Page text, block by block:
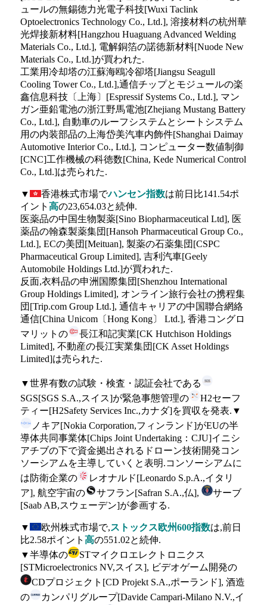
ュールの無錫徳力光電子科技[Wuxi Taclink
Optoelectronics Technology Co., Ltd.], 溶接材料の杭州華
光焊接新材料[Hangzhou Huaguang Advanced Welding
Materials Co., Ltd.], 電解銅箔の諾徳新材料[Nuode New
Materials Co., Ltd.]が買われた.
工業用冷却塔の江蘇海鴎冷卻塔[Jiangsu Seagull
Cooling Tower Co., Ltd.],通信チップとモジュールの楽
鑫信息科技〔上海〕[Espressif Systems Co., Ltd.], マン
ガン亜鉛電池の浙江野馬電池[Zhejiang Mustang Battery
Co., Ltd.], 自動車のルーフシステムとシートシステム
用の内装部品の上海岱美汽車内飾件[Shanghai Daimay
Automotive Interior Co., Ltd.], コンピューター数値制御
[CNC]工作機械の科徳数[China, Kede Numerical Control
Co., Ltd.]は売られた.
▼ 香港株式市場でハンセン指数は前日比141.54ポ
イント 高の23,654.03と続伸.
医薬品の中国生物製薬[Sino Biopharmaceutical Ltd], 医
薬品の翰森製薬集団[Hansoh Pharmaceutical Group Co.,
Ltd.], ECの美団[Meituan], 製薬の石薬集団[CSPC
Pharmaceutical Group Limited], 吉利汽車[Geely
Automobile Holdings Ltd.]が買われた.
反面,衣料品の申洲国際集団[Shenzhou International
Group Holdings Limited], オンライン旅行会社の携程集
団[Trip.com Group Ltd.], 通信キャリアの中国聯合網絡
通信[China Unicom〔Hong Kong〕 Ltd.], 香港コングロ
マリットの
長江和記実業[CK Hutchison Holdings
Limited], 不動産の長江実業集団[CK Asset Holdings
Limited]は売られた.
▼世界有数の試験・検査・認証会社である
SGS[SGS S.A.,スイス]が緊急事態管理の
H2セーフ
ティー[H2Safety Services Inc.,カナダ]を買収を発表.▼
ノキア[Nokia Corporation,フィンランド]がEUの半
導体共同事業体[Chips Joint Undertaking：CJU]イニシ
アチブの下で資金拠出されるドローン技術開発コン
ソーシアムを主導していくと表明.コンソーシアムに
は防衛企業の
レオナルド[Leonardo S.p.A.,イタリ
ア], 航空宇宙の
サフラン[Safran S.A.,仏],
サーブ
[Saab AB,スウェーデン]が参画する.
▼ 欧州株式市場で,ストックス欧州600指数は,前日
比2.58ポイント 高の551.02と続伸.
▼半導体の
STマイクロエレクトロニクス
[STMicroelectronics NV,スイス], ビデオゲーム開発の
CDプロジェクト[CD Projekt S.A.,ポーランド], 酒造
の
カンパリグループ[Davide Campari-Milano N.V.,イ